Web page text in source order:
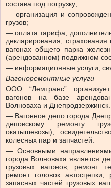
состава под погрузку;
— организация и
грузов;
— оплата тарифа,
декларирования,
вагонах общего парка
(арендованном) подвижном
— информационные услуги,
Вагоноремонтные услуги
ООО “Лемтранс”
вагонов на базе
Волноваха и Днепродзержинск.
— Вагонное депо города
деповскому ремонту
окатышевозы),
колесных пар и запчастей.
— Основными
города Волноваха является
грузовых вагонов, ремонт
ремонт головок
запасных частей грузовых